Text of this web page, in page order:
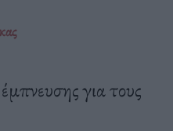
για τους